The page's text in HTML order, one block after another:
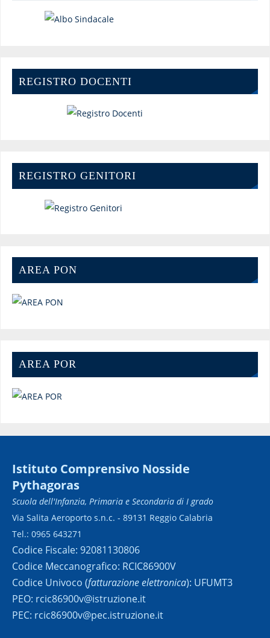
REGISTRO DOCENTI
REGISTRO GENITORI
AREA PON
AREA POR
Istituto Comprensivo Nosside
Pythagoras
Scuola dell'Infanzia, Primaria e Secondaria di I grado
Via Salita Aeroporto s.n.c. - 89131 Reggio Calabria
Tel.: 0965 643271
Codice Fiscale: 92081130806
Codice Meccanografico: RCIC86900V
Codice Univoco (fatturazione elettronica): UFUMT3
PEO: rcic86900v@istruzione.it
PEC: rcic86900v@pec.istruzione.it